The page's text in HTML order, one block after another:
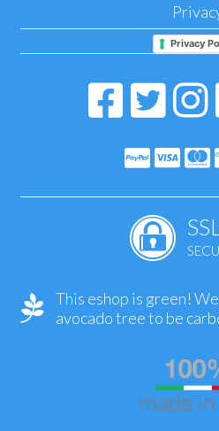
Privacy
This eshop is green!
avocado tree to be